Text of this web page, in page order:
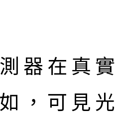
器在真
，可見